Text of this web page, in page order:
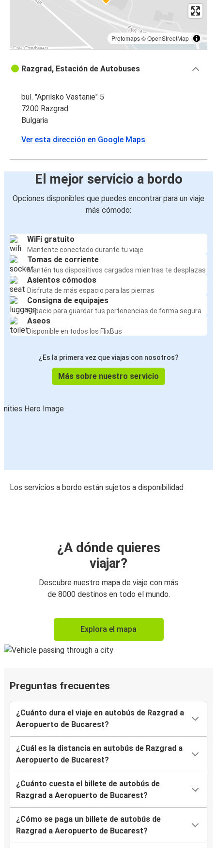
Protomaps©OpenStreetMap
Razgrad, Estación de Autobuses
bul. "Aprilsko Vastanie" 5
7200 Razgrad
Bulgaria
Ver esta dirección en Google Maps
El mejor servicio a bordo
Opciones disponibles que puedes encontrar para un viaje
más cómodo:
WiFi gratuito
Mantente conectado durante tu viaje
Tomas de corriente
Mantén tus dispositivos cargados mientras te desplazas
Asientos cómodos
Disfruta de más espacio para las piernas
Consigna de equipajes
Espacio para guardar tus pertenencias de forma segura
Aseos
Disponible en todos los FlixBus
¿Es la primera vez que viajas con nosotros?
Más sobre nuestro servicio
Los servicios a bordo están sujetos a disponibilidad
¿A dónde quieres
viajar?
Descubre nuestro mapa de viaje con más
de 8000 destinos en todo el mundo.
Explora el mapa
Preguntas frecuentes
¿Cuánto dura el viaje en autobús de Razgrad a
Aeropuerto de Bucarest?
¿Cuál es la distancia en autobús de Razgrad a
Aeropuerto de Bucarest?
¿Cuánto cuesta el billete de autobús de
Razgrad a Aeropuerto de Bucarest?
¿Cómo se paga un billete de autobús de
Razgrad a Aeropuerto de Bucarest?